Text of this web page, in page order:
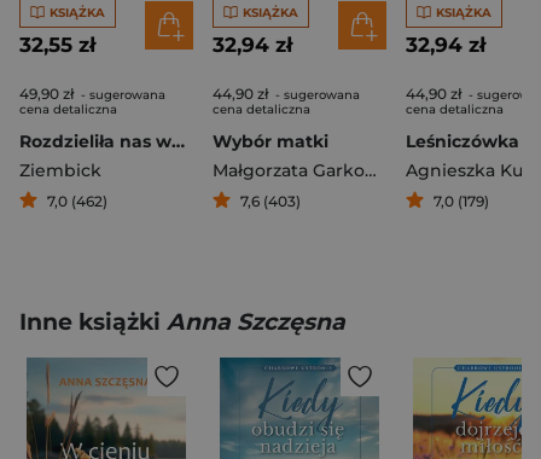
KSIĄŻKA
32,55 zł
49,90 zł - sugerowana
cena detaliczna
Rozdzieliła nas wojna
Ziembick
7,0 (462)
KSIĄŻKA
32,94 zł
44,90 zł - sugerowana
cena detaliczna
Wybór matki
Małgorzata Garkowska
7,6 (403)
KSIĄŻKA
32,94 zł
44,90 zł -
cena detaliczna
Agnieszka
7,0 (179)
Inne książki Anna Szczęsna